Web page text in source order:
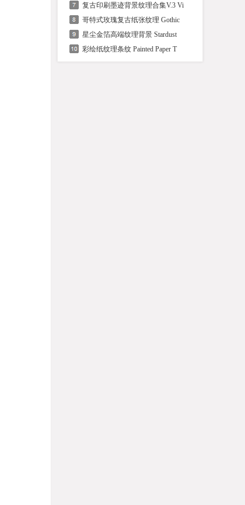
复古印刷墨迹背景纹理合集V.3 Vi
哥特式玫瑰复古纸张纹理 Gothic
星尘金箔高端纹理背景 Stardust
彩绘纸纹理条纹 Painted Paper T